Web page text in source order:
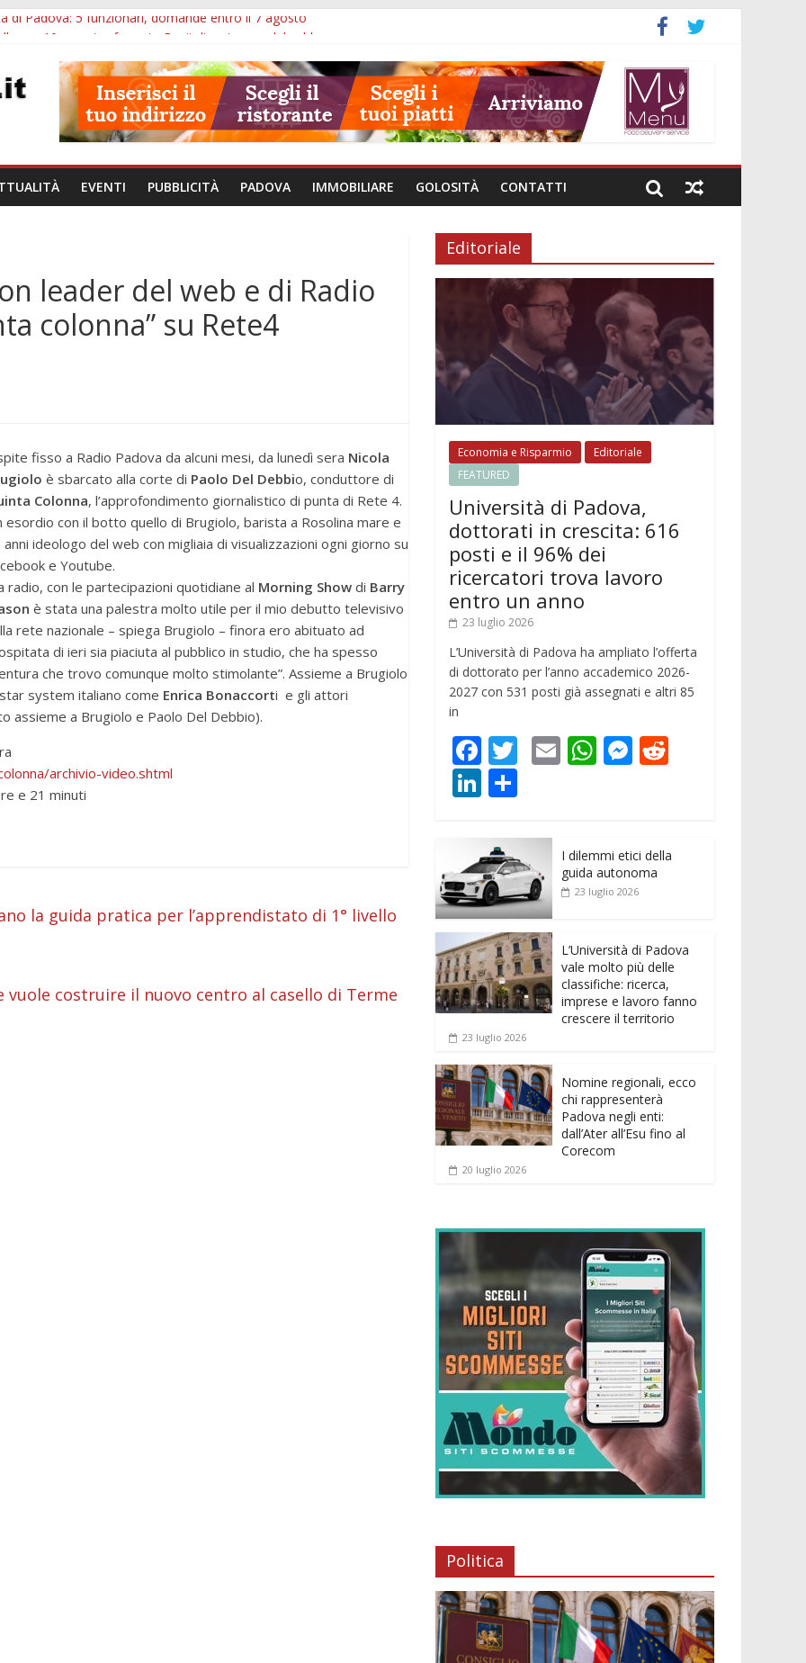
di Padova: 5 funzionari, domande entro il 7 agosto
un’ora per osservare davvero un’opera
ore 21: lavoratore morto, credito sul gasolio e IA nei Comuni
visite ed escursioni fino a settembre
EVENTI PUBBLICITÀ PADOVA IMMOBILIARE GOLOSITÀ CONTATTI
leader del web e di Radio
colonna” su Rete4
fisso a Radio Padova da alcuni mesi, da lunedì sera Nicola
è sbarcato alla corte di Paolo Del Debbio, conduttore di
Colonna, l’approfondimento giornalistico di punta di Rete 4.
esordio con il botto quello di Brugiolo, barista a Rosolina mare e
anni ideologo del web con migliaia di visualizzazioni ogni giorno su
e Youtube.
radio, con le partecipazioni quotidiane al Morning Show di Barry
è stata una palestra molto utile per il mio debutto televisivo
rete nazionale – spiega Brugiolo – finora ero abituato ad
di ieri sia piaciuta al pubblico in studio, che ha spesso
che trovo comunque molto stimolante”. Assieme a Brugiolo
system italiano come Enrica Bonaccorti e gli attori
assieme a Brugiolo e Paolo Del Debbio).
archivio-video.shtml
e 21 minuti
la guida pratica per l’apprendistato di 1° livello
costruire il nuovo centro al casello di Terme
Editoriale
Economia e Risparmio
Editoriale
FEATURED
Università di Padova,
dottorati in crescita: 616
posti e il 96% dei
ricercatori trova lavoro
entro un anno
23 luglio 2026
L’Università di Padova ha ampliato l’offerta
di dottorato per l’anno accademico 2026-
2027 con 531 posti già assegnati e altri 85
in
F
ac
e
b
o
o
k
T
er
E W
A
p
M
n
g
t
Li
k
e
dI
n
n
di
vi
di
I dilemmi etici della
guida autonoma
23 luglio 2026
L’Università di Padova
vale molto più delle
classifiche: ricerca,
imprese e lavoro fanno
crescere il territorio
23 luglio 2026
Nomine regionali, ecco
chi rappresenterà
Padova negli enti:
dall’Ater all’Esu fino al
Corecom
20 luglio 2026
Politica